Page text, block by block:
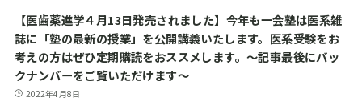
【医歯薬進学４月13日発売されました】今年も一会塾は医系雑
誌に「塾の最新の授業」を公開講義いたします。医系受験をお
考えの方はぜひ定期購読をおススメします。～記事最後にバッ
クナンバーをご覧いただけます～
2022年4月8日